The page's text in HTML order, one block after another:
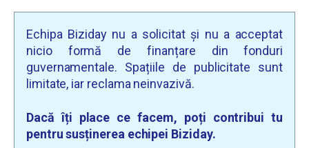
Echipa Biziday nu a solicitat și nu a acceptat
nicio formă de finanțare din fonduri
guvernamentale. Spațiile de publicitate sunt
limitate, iar reclama neinvazivă.
Dacă îți place ce facem, poți contribui tu
pentru susținerea echipei Biziday.